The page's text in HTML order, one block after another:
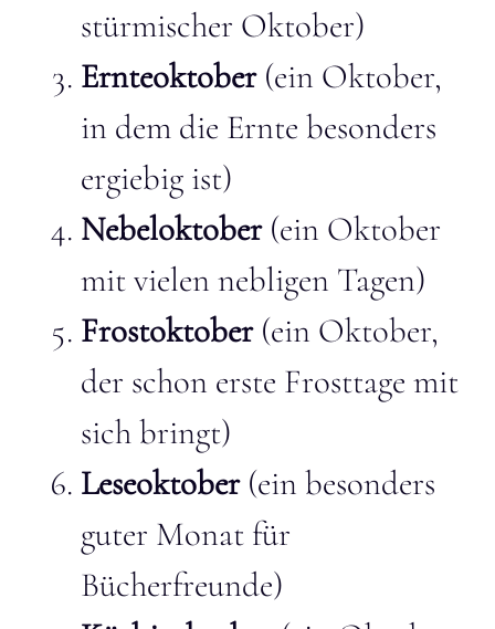
stürmischer Oktober)
Ernteoktober(ein Oktober,
in dem die Ernte besonders
ergiebig ist)
Nebeloktober(ein Oktober
mit vielen nebligen Tagen)
Frostoktober(ein Oktober,
der schon erste Frosttage mit
sich bringt)
Leseoktober(ein besonders
guter Monat für
Bücherfreunde)